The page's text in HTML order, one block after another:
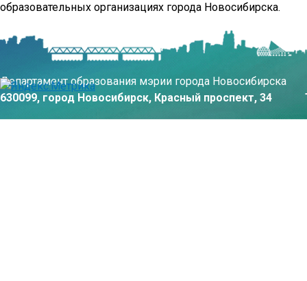
образовательных организациях города Новосибирска.
Департамент образования мэрии города Новосибирска
630099, город Новосибирск, Красный проспект, 34